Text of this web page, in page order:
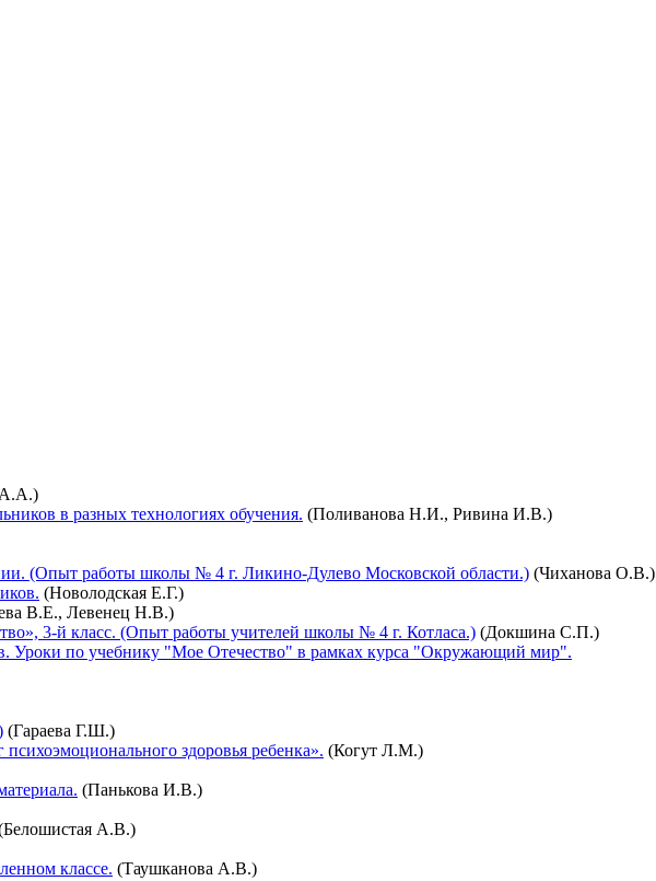
А.А.)
в разных технологиях обучения. (Поливанова Н.И., Ривина И.В.)
(Опыт работы школы № 4 г. Ликино-Дулево Московской области.) (Чиханова О.В.)
(Новолодская Е.Г.)
В.Е., Левенец Н.В.)
3-й класс. (Опыт работы учителей школы № 4 г. Котласа.) (Докшина С.П.)
Уроки по учебнику "Мое Отечество" в рамках курса "Окружающий мир".
(Гараева Г.Ш.)
здоровья ребенка». (Когут Л.М.)
(Панькова И.В.)
А.В.)
классе. (Таушканова А.В.)